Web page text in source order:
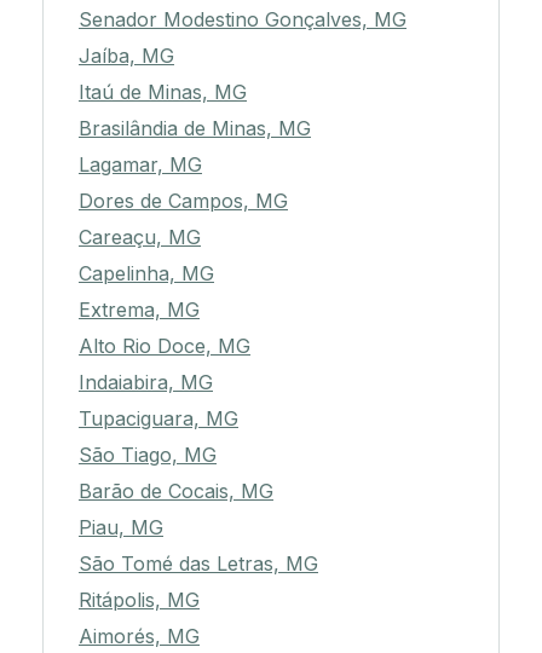
Senador Modestino Gonçalves, MG
Jaíba, MG
Itaú de Minas, MG
Brasilândia de Minas, MG
Lagamar, MG
Dores de Campos, MG
Careaçu, MG
Capelinha, MG
Extrema, MG
Alto Rio Doce, MG
Indaiabira, MG
Tupaciguara, MG
São Tiago, MG
Barão de Cocais, MG
Piau, MG
São Tomé das Letras, MG
Ritápolis, MG
Aimorés, MG